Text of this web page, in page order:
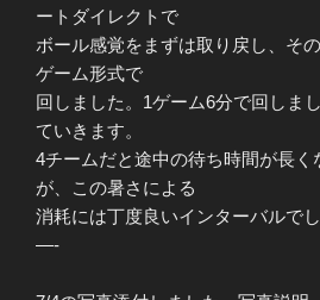
ートダイレクトで
ボール感覚をまずは取り戻し、そ
ゲーム形式で
回しました。1ゲーム6分で回しま
ていきます。
4チームだと途中の待ち時間が長く
が、この暑さによる
消耗には丁度良いインターバルでし
—-